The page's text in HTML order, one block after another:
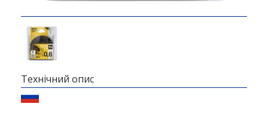
Технічний опис